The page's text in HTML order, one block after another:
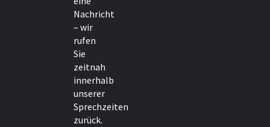
Nachricht
– wir
rufen
Sie
zeitnah
innerhalb
unserer
Sprechzeiten
zurück.